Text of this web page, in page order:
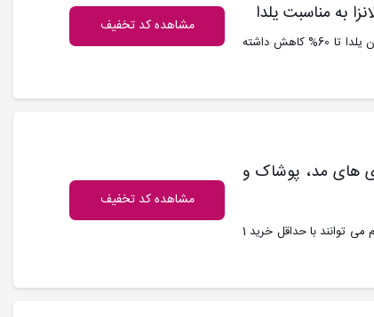
کد تخفیف الانزا : قیمت خیلی از محصولات الانزا به مناسبت فرا رسیدن یلدا تا 60% کاهش داشته
مشاهده کد تخفیف
بندی های مد، پوشاک و
کد تخفیف مدیسه : به مناسبت تولد مدیسه، تمام کاربران جدید و قدیم می توانند با حداقل خرید 1
مشاهده کد تخفیف